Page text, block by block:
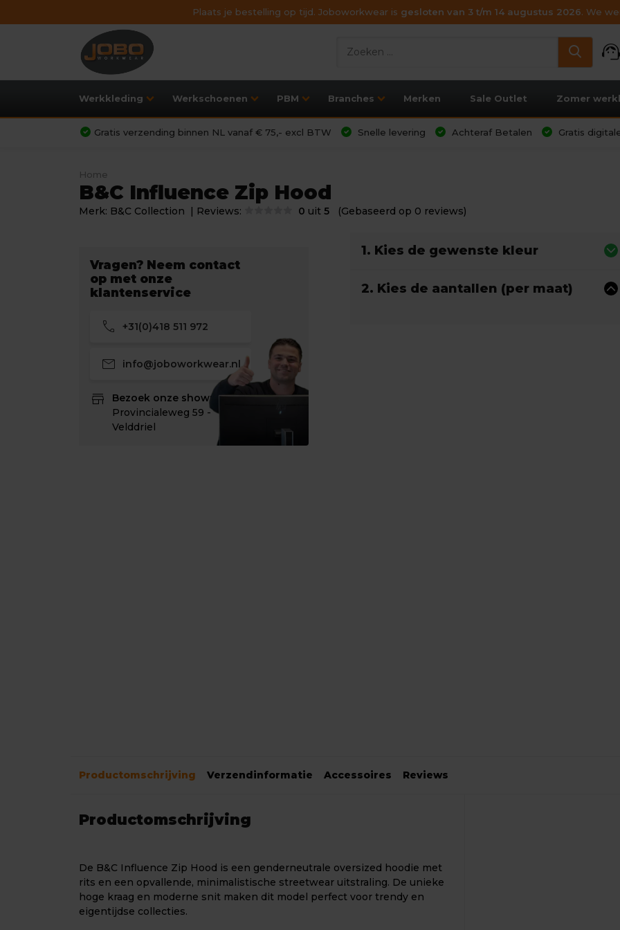
Plaats je bestelling op tijd. Joboworkwear is gesloten van 3 t/m 14 augustus 2026. We
Werkkleding Werkschoenen PBM Branches Merken Sale Outlet Zomer
Gratis verzending binnen NL vanaf € 75,- excl BTW Snelle levering Achteraf Betalen Gratis
Home
B&C Influence Zip Hood
Merk: B&C Collection | Reviews: 0 uit 5 (Gebaseerd op 0 reviews)
Vragen? Neem contact
op met onze
klantenservice
call +31(0)418 511 972
mail info@joboworkwear.nl
store
Bezoek onze showroom:
Provincialeweg 59 -
Velddriel
1. Kies de gewenste kleur
2. Kies de aantallen (per maat)
Productomschrijving Verzendinformatie Accessoires Reviews
Productomschrijving
De B&C Influence Zip Hood is een genderneutrale oversized hoodie met
rits en een opvallende, minimalistische streetwear uitstraling. De unieke
hoge kraag en moderne snit maken dit model perfect voor trendy en
eigentijdse collecties.